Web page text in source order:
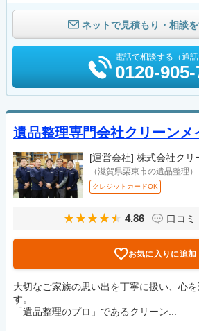
ネットで見積もり・相談
電話で相談する（通話
0120-
遺品整理専門会社クリーンメ
[運営会社] 株式会社クリ
（滋賀県栗東市の遺品整理）
クレジットカードOK
4.86 口コミ
お気に入りに追加
大切なご家族の思い出を丁寧に扱い、心
す。
「遺品整理のプロ」であるクリーン...